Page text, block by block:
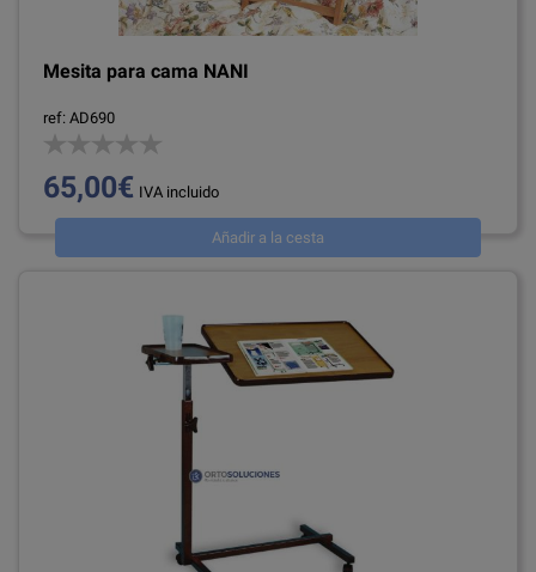
Mesita para cama NANI
ref: AD690
65,00€ IVA incluido
Añadir a la cesta